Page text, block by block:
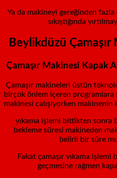
Ya da makineyi gereğinden
sıkıştığında
Beylikdüzü
Çamaşır Makinesi Kapak
Çamaşır makineleri üstün
birçok önlem içeren programlara
makinesi çalışıyorken makinenin
yıkama işlemi bittikten sonra
bekleme süresi makineden
belirli bir süre
Fakat çamaşır yıkama
geçmesine rağmen